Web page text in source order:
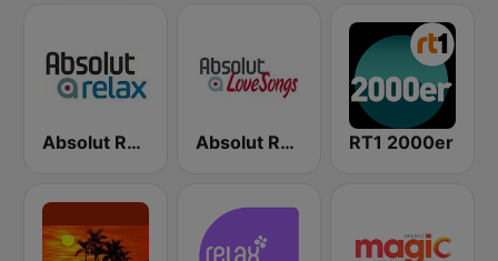
Absolut Relax Absolut Relax Lovesongs RT1 2000er